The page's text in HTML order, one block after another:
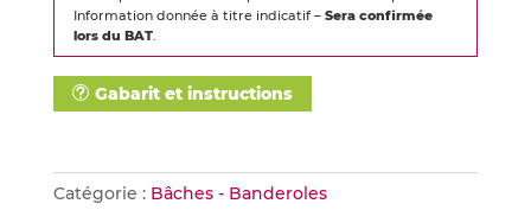
Information donnée à titre indicatif – Sera confirmée
lors du BAT.
Gabarit et instructions
Catégorie : Bâches - Banderoles